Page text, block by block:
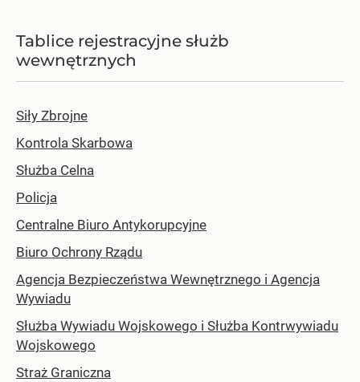
Tablice rejestracyjne służb
wewnętrznych
Siły Zbrojne
Kontrola Skarbowa
Służba Celna
Policja
Centralne Biuro Antykorupcyjne
Biuro Ochrony Rządu
Agencja Bezpieczeństwa Wewnętrznego i Agencja
Wywiadu
Służba Wywiadu Wojskowego i Służba Kontrwywiadu
Wojskowego
Straż Graniczna